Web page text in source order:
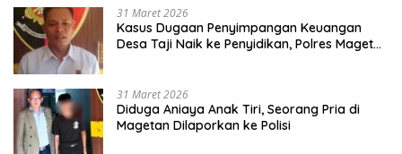
31 Maret 2026
Kasus Dugaan Penyimpangan Keuangan
Desa Taji Naik ke Penyidikan, Polres Magetan
31 Maret 2026
Diduga Aniaya Anak Tiri, Seorang Pria di
Magetan Dilaporkan ke Polisi